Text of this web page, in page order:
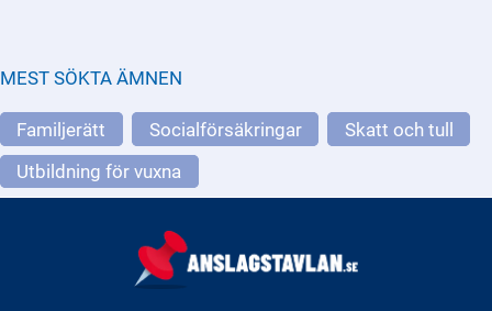
MEST SÖKTA ÄMNEN
Familjerätt Socialförsäkringar
Skatt och tull
Utbildning för vuxna